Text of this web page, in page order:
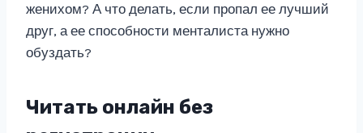
женихом? А что делать, если пропал ее лучший
друг, а ее способности менталиста нужно
обуздать?
Читать онлайн без